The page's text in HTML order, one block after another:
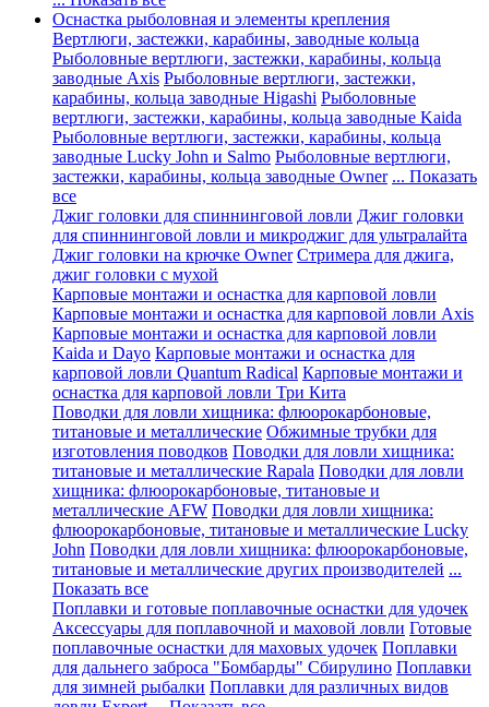
Оснастка рыболовная и элементы крепления
Вертлюги, застежки, карабины, заводные кольца
Рыболовные вертлюги, застежки, карабины, кольца
заводные Axis Рыболовные вертлюги, застежки,
карабины, кольца заводные Higashi Рыболовные
вертлюги, застежки, карабины, кольца заводные Kaida
Рыболовные вертлюги, застежки, карабины, кольца
заводные Lucky John и Salmo Рыболовные вертлюги,
застежки, карабины, кольца заводные Owner ... Показать
все
Джиг головки для спиннинговой ловли Джиг головки
для спиннинговой ловли и микроджиг для ультралайта
Джиг головки на крючке Owner Стримера для джига,
джиг головки с мухой
Карповые монтажи и оснастка для карповой ловли
Карповые монтажи и оснастка для карповой ловли Axis
Карповые монтажи и оснастка для карповой ловли
Kaida и Dayo Карповые монтажи и оснастка для
карповой ловли Quantum Radical Карповые монтажи и
оснастка для карповой ловли Три Кита
Поводки для ловли хищника: флюорокарбоновые,
титановые и металлические Обжимные трубки для
изготовления поводков Поводки для ловли хищника:
титановые и металлические Rapala Поводки для ловли
хищника: флюорокарбоновые, титановые и
металлические AFW Поводки для ловли хищника:
флюорокарбоновые, титановые и металлические Lucky
John Поводки для ловли хищника: флюорокарбоновые,
титановые и металлические других производителей ...
Показать все
Поплавки и готовые поплавочные оснастки для удочек
Аксессуары для поплавочной и маховой ловли Готовые
поплавочные оснастки для маховых удочек Поплавки
для дальнего заброса "Бомбарды" Сбирулино Поплавки
для зимней рыбалки Поплавки для различных видов